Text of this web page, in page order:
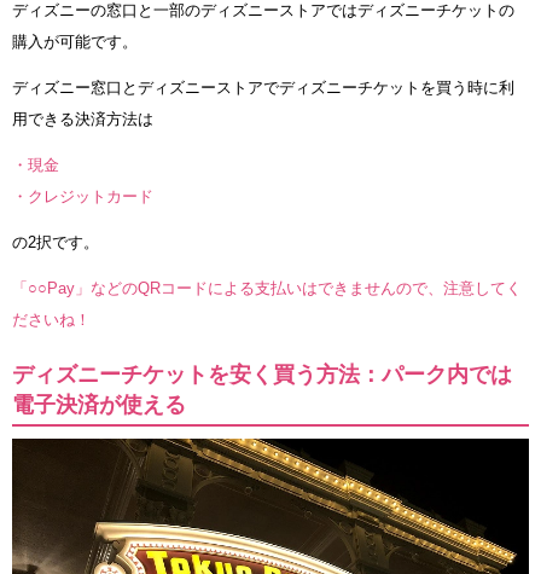
ディズニーの窓口と一部のディズニーストアではディズニーチケットの
購入が可能です。
ディズニー窓口とディズニーストアでディズニーチケットを買う時に利
用できる決済方法は
・現金
・クレジットカード
の2択です。
「○○Pay」などのQRコードによる支払いはできませんので、注意してく
ださいね！
ディズニーチケットを安く買う方法：パーク内では
電子決済が使える